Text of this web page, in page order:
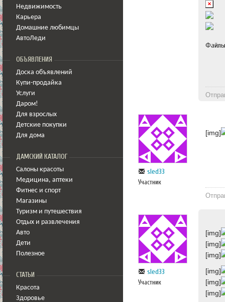
Недвижимость
Карьера
Домашние любимцы
АвтоЛеди
ОБЪЯВЛЕНИЯ
Доска объявлений
Купи-продайка
Услуги
Даром!
Для взрослых
Детские покупки
Для дома
ДАМСКИЙ КАТАЛОГ
Салоны красоты
Медицина, аптеки
Фитнес и спорт
Магазины
Туризм и путешествия
Отдых и развлечения
Авто
Дети
Полезное
СТАТЬИ
Красота
Здоровье
sled33
Участник
[img]
sled33
Участник
[img]
[img]
[img]
[img]
[img]
[img]